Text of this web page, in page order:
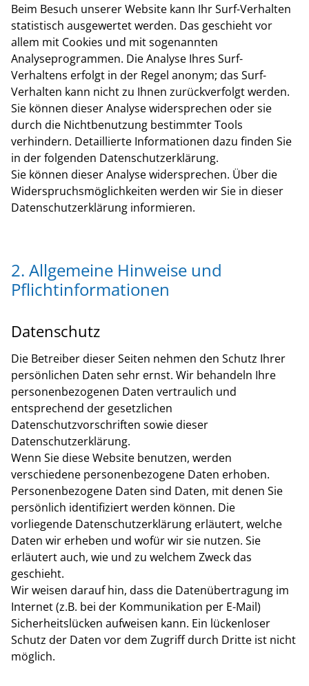
Beim Besuch unserer Website kann Ihr Surf-Verhalten
statistisch ausgewertet werden. Das geschieht vor
allem mit Cookies und mit sogenannten
Analyseprogrammen. Die Analyse Ihres Surf-
Verhaltens erfolgt in der Regel anonym; das Surf-
Verhalten kann nicht zu Ihnen zurückverfolgt werden.
Sie können dieser Analyse widersprechen oder sie
durch die Nichtbenutzung bestimmter Tools
verhindern. Detaillierte Informationen dazu finden Sie
in der folgenden Datenschutzerklärung.
Sie können dieser Analyse widersprechen. Über die
Widerspruchsmöglichkeiten werden wir Sie in dieser
Datenschutzerklärung informieren.
2. Allgemeine Hinweise und
Pflichtinformationen
Datenschutz
Die Betreiber dieser Seiten nehmen den Schutz Ihrer
persönlichen Daten sehr ernst. Wir behandeln Ihre
personenbezogenen Daten vertraulich und
entsprechend der gesetzlichen
Datenschutzvorschriften sowie dieser
Datenschutzerklärung.
Wenn Sie diese Website benutzen, werden
verschiedene personenbezogene Daten erhoben.
Personenbezogene Daten sind Daten, mit denen Sie
persönlich identifiziert werden können. Die
vorliegende Datenschutzerklärung erläutert, welche
Daten wir erheben und wofür wir sie nutzen. Sie
erläutert auch, wie und zu welchem Zweck das
geschieht.
Wir weisen darauf hin, dass die Datenübertragung im
Internet (z.B. bei der Kommunikation per E-Mail)
Sicherheitslücken aufweisen kann. Ein lückenloser
Schutz der Daten vor dem Zugriff durch Dritte ist nicht
möglich.